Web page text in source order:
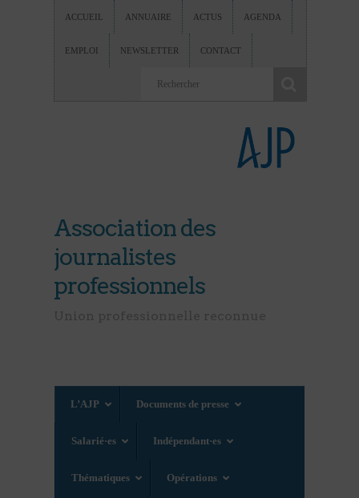
ACCUEIL ANNUAIRE ACTUS AGENDA
EMPLOI NEWSLETTER CONTACT
Association des
journalistes
professionnels
L’AJP Documents de presse
Salarié·es Indépendant·es
Thématiques Opérations